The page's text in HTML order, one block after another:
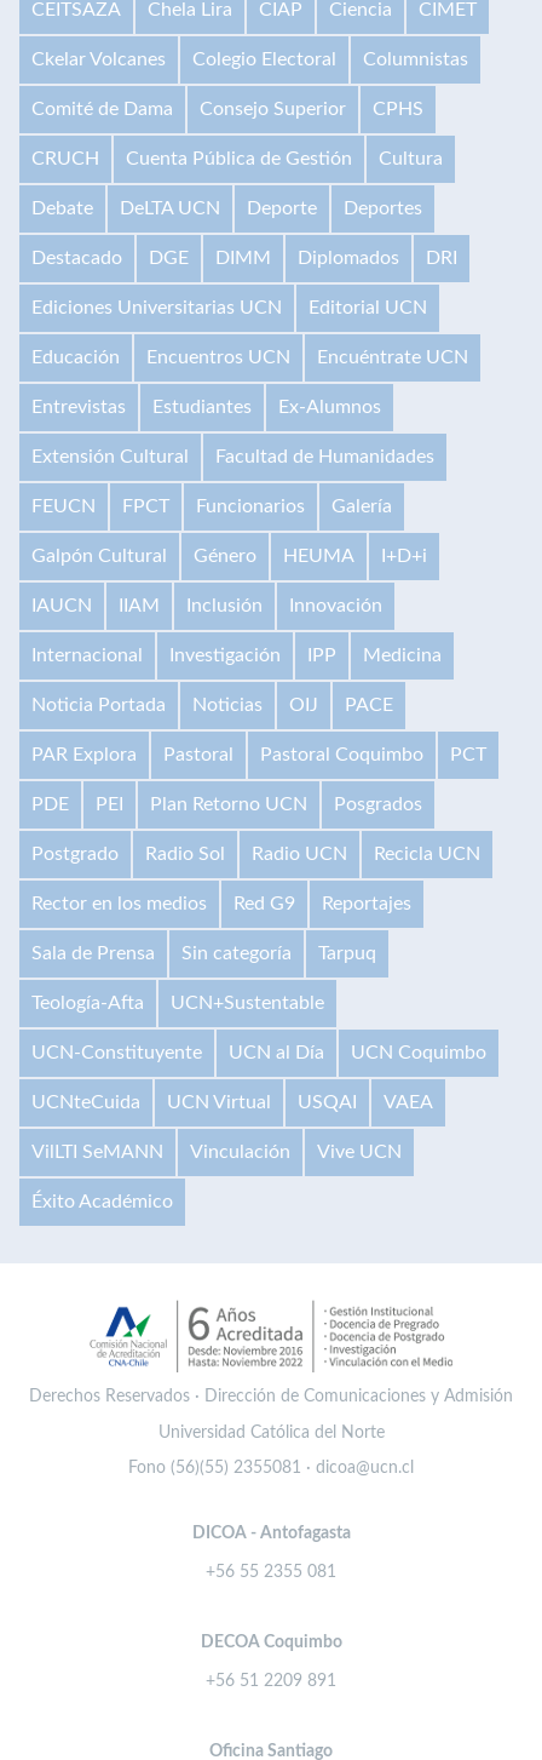
CEITSAZA Chela Lira CIAP Ciencia CIMET
Ckelar Volcanes Colegio Electoral Columnistas
Comité de Dama Consejo Superior CPHS
CRUCH Cuenta Pública de Gestión Cultura
Debate DeLTA UCN Deporte Deportes
Destacado DGE DIMM Diplomados DRI
Ediciones Universitarias UCN Editorial UCN
Educación Encuentros UCN Encuéntrate UCN
Entrevistas Estudiantes Ex-Alumnos
Extensión Cultural Facultad de Humanidades
FEUCN FPCT Funcionarios Galería
Galpón Cultural Género HEUMA I+D+i
IAUCN IIAM Inclusión Innovación
Internacional Investigación IPP Medicina
Noticia Portada Noticias OIJ PACE
PAR Explora Pastoral Pastoral Coquimbo PCT
PDE PEI Plan Retorno UCN Posgrados
Postgrado Radio Sol Radio UCN Recicla UCN
Rector en los medios Red G9 Reportajes
Sala de Prensa Sin categoría Tarpuq
Teología-Afta UCN+Sustentable
UCN-Constituyente UCN al Día UCN Coquimbo
UCNteCuida UCN Virtual USQAI VAEA
VilLTI SeMANN Vinculación Vive UCN
Éxito Académico
Derechos Reservados · Dirección de Comunicaciones y Admisión
Universidad Católica del Norte
Fono (56)(55) 2355081 · dicoa@ucn.cl
DICOA - Antofagasta
+56 55 2355 081
DECOA Coquimbo
+56 51 2209 891
Oficina Santiago